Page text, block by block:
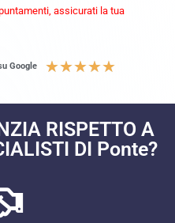
assicurati la tua
Google ★★★★★
RISPETTO A
DI Ponte?